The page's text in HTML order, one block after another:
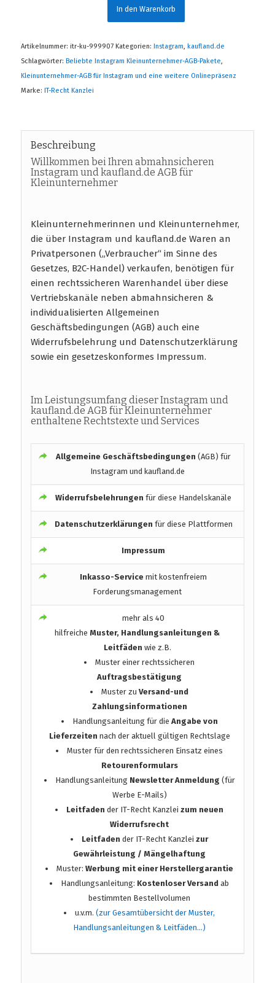
In den Warenkorb
Artikelnummer: itr-ku-999907 Kategorien: Instagram, kaufland.de
Schlagwörter: Beliebte Instagram Kleinunternehmer-AGB-Pakete,
Kleinunternehmer-AGB für Instagram und eine weitere Onlinepräsenz
Marke: IT-Recht Kanzlei
Beschreibung
Willkommen bei Ihren abmahnsicheren
Instagram und kaufland.de AGB für
Kleinunternehmer
Kleinunternehmerinnen und Kleinunternehmer,
die über Instagram und kaufland.de Waren an
Privatpersonen („Verbraucher“ im Sinne des
Gesetzes, B2C-Handel) verkaufen, benötigen für
einen rechtssicheren Warenhandel über diese
Vertriebskanäle neben abmahnsicheren &
individualisierten Allgemeinen
Geschäftsbedingungen (AGB) auch eine
Widerrufsbelehrung und Datenschutzerklärung
sowie ein gesetzeskonformes Impressum.
Im Leistungsumfang dieser Instagram und
kaufland.de AGB für Kleinunternehmer
enthaltene Rechtstexte und Services
Allgemeine Geschäftsbedingungen (AGB) für
Instagram und kaufland.de
Widerrufsbelehrungenfür diese Handelskanäle
Datenschutzerklärungen für diese Plattformen
Impressum
Inkasso-Service mit kostenfreiem
Forderungsmanagement
mehr als 40
hilfreicheMuster, Handlungsanleitungen &
Leitfäden wie z.B.
Muster einer rechtssicheren
Auftragsbestätigung
Muster zuVersand-und
Zahlungsinformationen
Handlungsanleitung für die Angabe von
Lieferzeiten nach der aktuell gültigen Rechtslage
Muster für den rechtssicheren Einsatz eines
Retourenformulars
Handlungsanleitung Newsletter Anmeldung (für
Werbe E-Mails)
Leitfaden der IT-Recht Kanzleizum neuen
Widerrufsrecht
Leitfaden der IT-Recht Kanzleizur
Gewährleistung / Mängelhaftung
Muster:Werbung mit einer Herstellergarantie
Handlungsanleitung: Kostenloser Versand ab
bestimmten Bestellvolumen
u.v.m.(zur Gesamtübersicht der Muster,
Handlungsanleitungen & Leitfäden…)